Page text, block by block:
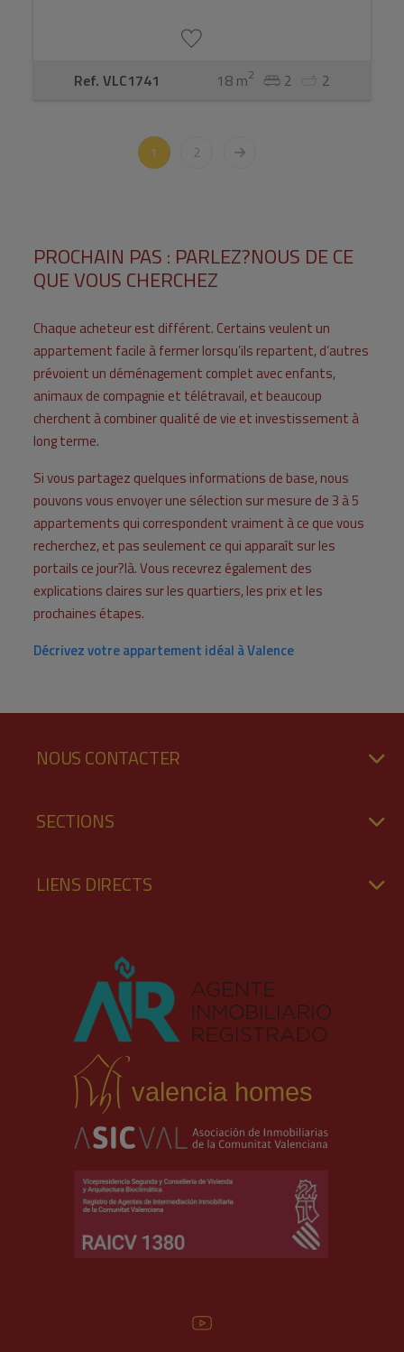
Ref. VLC1741 18 m2 2 2
1 2
PROCHAIN PAS : PARLEZ?NOUS DE CE
QUE VOUS CHERCHEZ
Chaque acheteur est différent. Certains veulent un
appartement facile à fermer lorsqu’ils repartent, d’autres
prévoient un déménagement complet avec enfants,
animaux de compagnie et télétravail, et beaucoup
cherchent à combiner qualité de vie et investissement à
long terme.
Si vous partagez quelques informations de base, nous
pouvons vous envoyer une sélection sur mesure de 3 à 5
appartements qui correspondent vraiment à ce que vous
recherchez, et pas seulement ce qui apparaît sur les
portails ce jour?là. Vous recevrez également des
explications claires sur les quartiers, les prix et les
prochaines étapes.
Décrivez votre appartement idéal à Valence
NOUS CONTACTER
SECTIONS
LIENS DIRECTS